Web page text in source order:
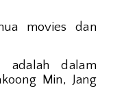
movies dan
dalam
Min, Jang